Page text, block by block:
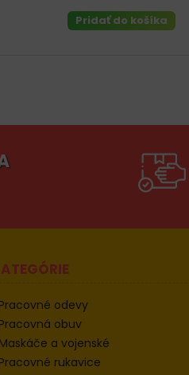
Pridať do košíka
Pracovné odevy
Pracovná obuv
Maskáče a vojenské
Pracovné rukavice